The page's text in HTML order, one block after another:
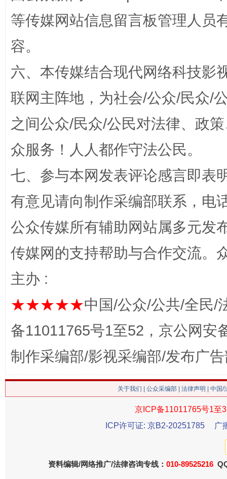
招工难、用工荒背后
网上购药对药下症？
等传媒网站信息留言板管理人员
容。
六、本传媒结合现代网络科技影
联网主阵地，为社会/公众/民众/
之间公众/民众/公民对法律、政
众服务！人人都作守法公民。
七、参与本网发表评论感言即表
有意见请向制作采编部联系，电
公众传媒所有辅助网站属多元发
传媒网的支持帮助与合作交流。
主办 :
★★★★★中国/公众/公共/全民/
备11011765号1至52，京公网安
制作采编部/影视采编部/发布广
关于我们 公众采编部 法律声明 | 中国
京ICP备11011765号1至
ICP许可证: 京B2-20251785
广
资料编辑/网络推广/法律咨询专线： 010-89525216